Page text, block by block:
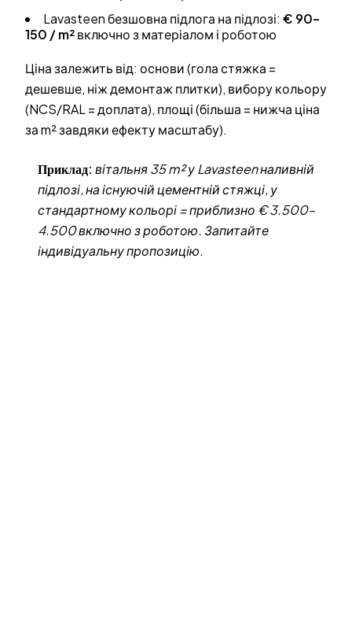
Lavasteen безшовна підлога на підлозі: € 90–
150 / m²включно з матеріалом і роботою
Ціна залежить від: основи (гола стяжка =
дешевше, ніж демонтаж плитки), вибору кольору
(NCS/RAL = доплата), площі (більша = нижча ціна
за m² завдяки ефекту масштабу).
Приклад: вітальня 35 m² у Lavasteen наливній
підлозі, на існуючій цементній стяжці, у
стандартному кольорі = приблизно € 3.500–
4.500 включно з роботою. Запитайте
індивідуальну пропозицію.